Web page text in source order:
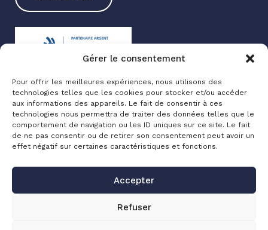
Gérer le consentement
Pour offrir les meilleures expériences, nous utilisons des
technologies telles que les cookies pour stocker et/ou accéder
aux informations des appareils. Le fait de consentir à ces
technologies nous permettra de traiter des données telles que le
comportement de navigation ou les ID uniques sur ce site. Le fait
de ne pas consentir ou de retirer son consentement peut avoir un
effet négatif sur certaines caractéristiques et fonctions.
Accepter
Refuser
Exxotest® 2025
Mentions légales
Politique de confidentialité
Made with love byAltimax